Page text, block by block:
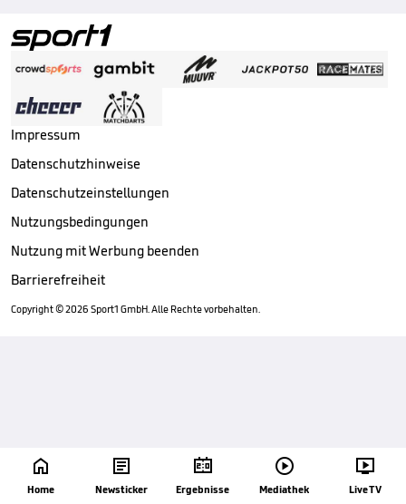

Home

Newsticker

Ergebnisse

Mediathek

Live TV
Impressum
Datenschutzhinweise
Datenschutzeinstellungen
Nutzungsbedingungen
Nutzung mit Werbung beenden
Barrierefreiheit
Copyright ©2026 Sport1 GmbH. Alle Rechte vorbehalten.